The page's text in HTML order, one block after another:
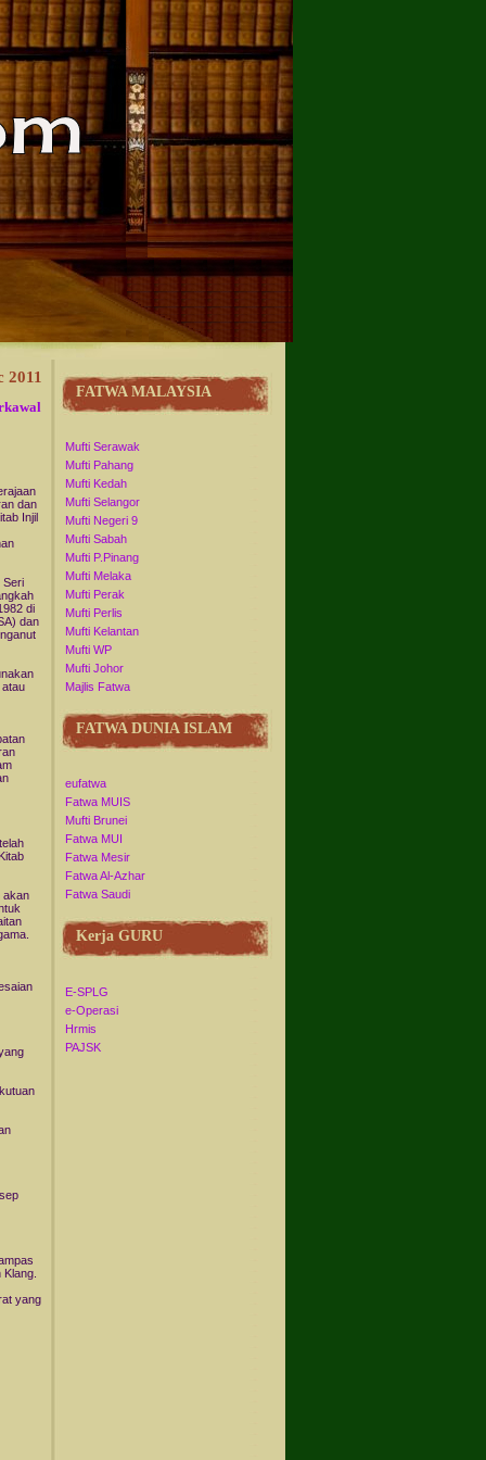
2011
dan
Injil
Seri
di
dan
akan
yang
FATWA MALAYSIA
Mufti Serawak
Mufti Pahang
Mufti Kedah
Mufti Selangor
Mufti Negeri 9
Mufti Sabah
Mufti P.Pinang
Mufti Melaka
Mufti Perak
Mufti Perlis
Mufti Kelantan
Mufti WP
Mufti Johor
Majlis Fatwa
FATWA DUNIA ISLAM
eufatwa
Fatwa MUIS
Mufti Brunei
Fatwa MUI
Fatwa Mesir
Fatwa Al-Azhar
Fatwa Saudi
Kerja GURU
E-SPLG
e-Operasi
Hrmis
PAJSK